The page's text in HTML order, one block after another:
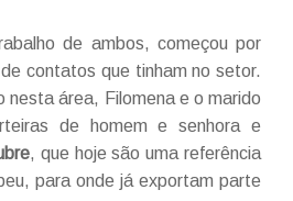
de ambos, começou por
contatos que tinham no setor.
nesta área, Filomena e o marido
de homem e senhora e
, que hoje são uma referência
para onde já exportam parte